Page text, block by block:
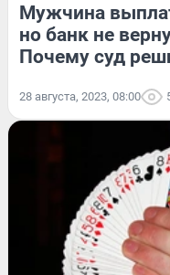
Мужчина
но банк не
Почему суд
28 августа, 2023, 08:00